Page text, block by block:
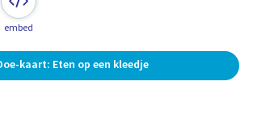
embed
kaart: Eten op een kleedje